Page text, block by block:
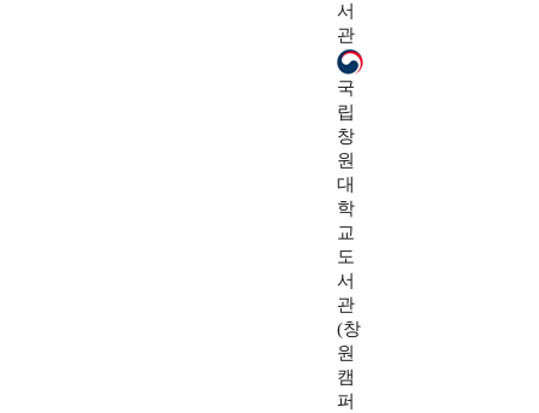
서
관
국
립
창
원
대
학
교
도
서
관
(창
원
캠
퍼